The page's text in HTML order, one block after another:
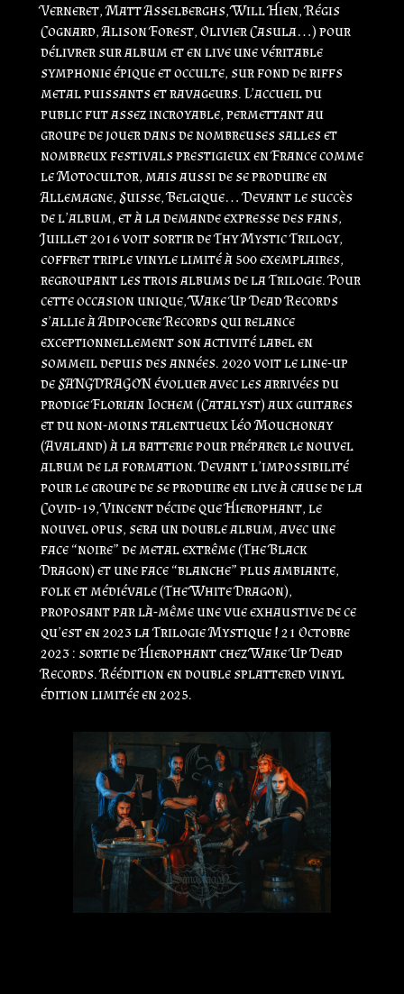
Verneret, Matt Asselberghs, Will Hien, Régis
Cognard, Alison Forest, Olivier Casula…) pour
délivrer sur album et en live une véritable
symphonie épique et occulte, sur fond de riffs
metal puissants et ravageurs. L’accueil du
public fut assez incroyable, permettant au
groupe de jouer dans de nombreuses salles et
nombreux festivals prestigieux en France comme
le Motocultor, mais aussi de se produire en
Allemagne, Suisse, Belgique… Devant le succès
de l’album, et à la demande expresse des fans,
Juillet 2016 voit sortir de Thy Mystic Trilogy,
coffret triple vinyle limité à 500 exemplaires,
regroupant les trois albums de la Trilogie. Pour
cette occasion unique, Wake Up Dead Records
s’allie à Adipocere Records qui relance
exceptionnellement son activité label en
sommeil depuis des années. 2020 voit le line-up
de SANGDRAGON évoluer avec les arrivées du
prodige Florian Iochem (Catalyst) aux guitares
et du non-moins talentueux Léo Mouchonay
(Avaland) à la batterie pour préparer le nouvel
album de la formation. Devant l’impossibilité
pour le groupe de se produire en live à cause de la
Covid-19, Vincent décide que Hierophant, le
nouvel opus, sera un double album, avec une
face “noire” de metal extrême (The Black
Dragon) et une face “blanche” plus ambiante,
folk et médiévale (The White Dragon),
proposant par là-même une vue exhaustive de ce
qu’est en 2023 la Trilogie Mystique ! 21 Octobre
2023 : sortie de Hierophant chez Wake Up Dead
Records. Réédition en double splattered vinyl
édition limitée en 2025.